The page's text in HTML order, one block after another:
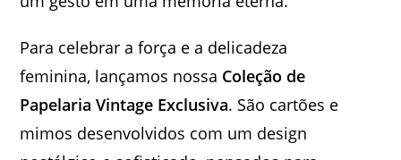
Para celebrar a força e a delicadeza
feminina, lançamos nossa Coleção de
Papelaria Vintage Exclusiva. São cartões e
mimos desenvolvidos com um design